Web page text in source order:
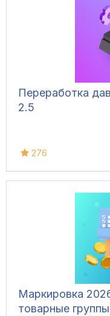
Переработка
2.5
276
Маркировка
товарные